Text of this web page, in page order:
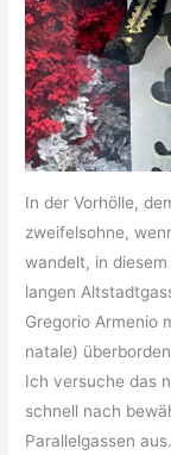
In der Vorhölle,
zweifelsohne,
wandelt, in
langen
Gregorio Armenio
natale)
Ich versuche das
schnell nach
Parallelgassen